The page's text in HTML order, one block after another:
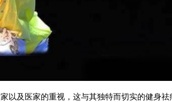
及医家的重视，这与其独特而切实的健身祛